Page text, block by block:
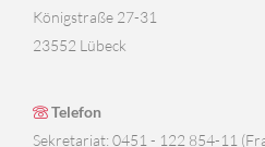
Königstraße 27-31
23552 Lübeck
Telefon
Sekretariat: 0451 - 122 854-11